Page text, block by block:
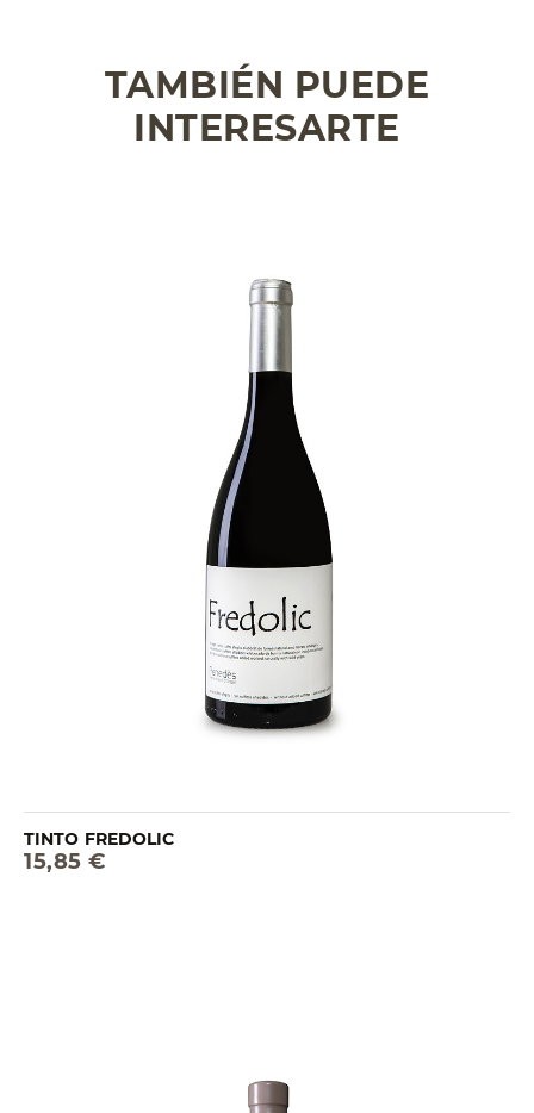
TAMBIÉN PUEDE
INTERESARTE
TINTO FREDOLIC
15,85 €